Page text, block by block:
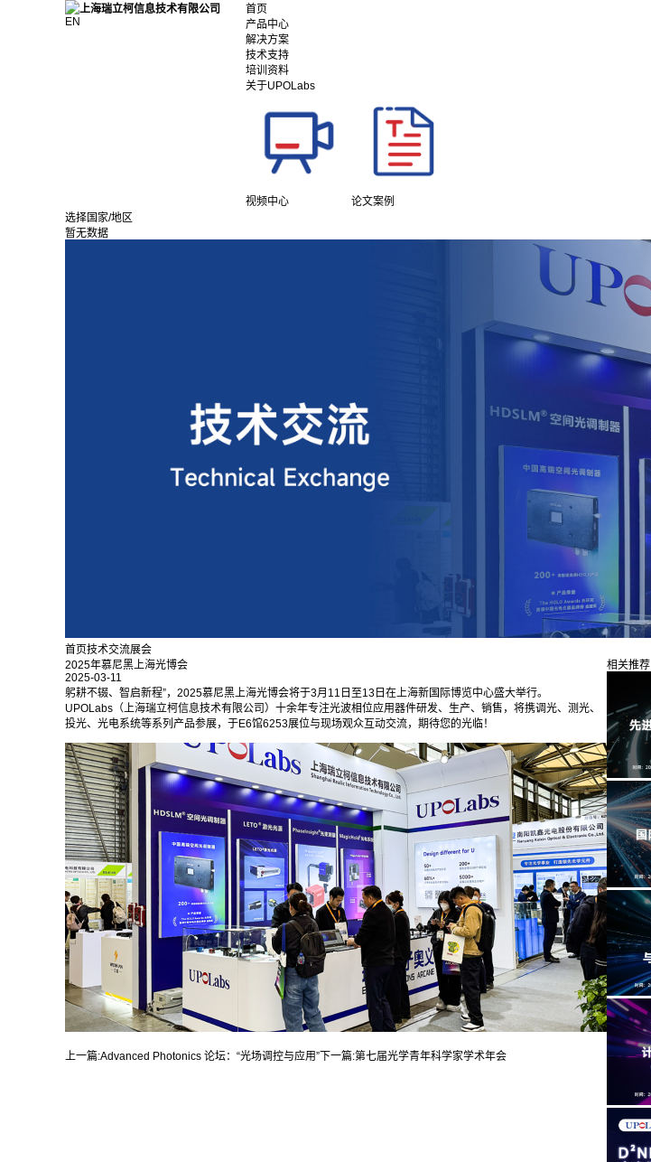
EN
首页
产品中心
解决方案
技术支持
培训资料
关于UPOLabs
视频中心 论文案例
选择国家/地区
暂无数据
首页技术交流展会
2025年慕尼黑上海光博会
2025-03-11
躬耕不辍、智启新程”，2025慕尼黑上海光博会将于3月11日至13日在上海新国际博览中心盛大举行。
UPOLabs（上海瑞立柯信息技术有限公司）十余年专注光波相位应用器件研发、生产、销售，将携调光、测光、
投光、光电系统等系列产品参展，于E6馆6253展位与现场观众互动交流，期待您的光临！
上一篇:Advanced Photonics 论坛：“光场调控与应用” 下一篇:第七届光学青年科学家学术年会
相关推荐